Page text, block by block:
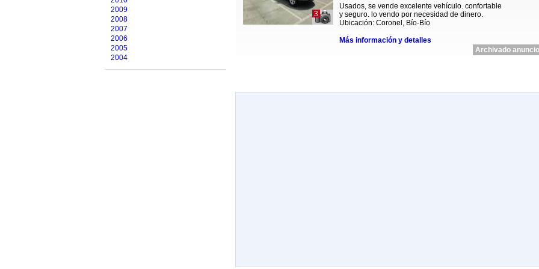
2009
2008
2007
2006
2005
2004
3
Usados, se vende excelente vehículo. confortable
y seguro. lo vendo por necesidad de dinero.
Ubicación: Coronel, Bío-Bío
Más información y detalles
Archivado